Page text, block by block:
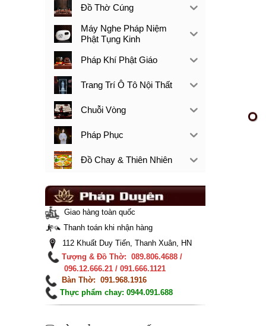
Đồ Thờ Cúng
Máy Nghe Pháp Niệm
Phật Tụng Kinh
Pháp Khí Phật Giáo
Trang Trí Ô Tô Nội Thất
Chuỗi Vòng
Pháp Phục
Đồ Chay & Thiên Nhiên
Giao hàng toàn quốc
Thanh toán khi nhận hàng
112 Khuất Duy Tiến, Thanh Xuân, HN
Tượng & Đồ Thờ: 089.806.4688 /
096.12.666.21 / 091.666.1121
Bàn Thờ: 091.968.1916
Thực phẩm chay: 0944.091.688